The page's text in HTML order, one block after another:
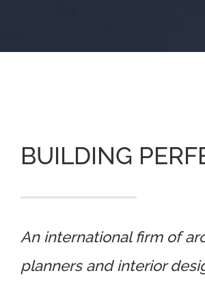
BUILDING
An international firm of
planners and interior